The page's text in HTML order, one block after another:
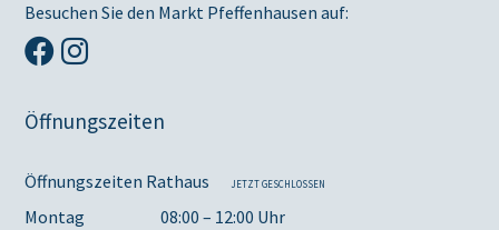
Besuchen Sie den Markt Pfeffenhausen auf:
Öffnungszeiten
Öffnungszeiten Rathaus JETZT GESCHLOSSEN
Montag
08:00 – 12:00 Uhr